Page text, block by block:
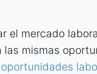
el mercado
mismas